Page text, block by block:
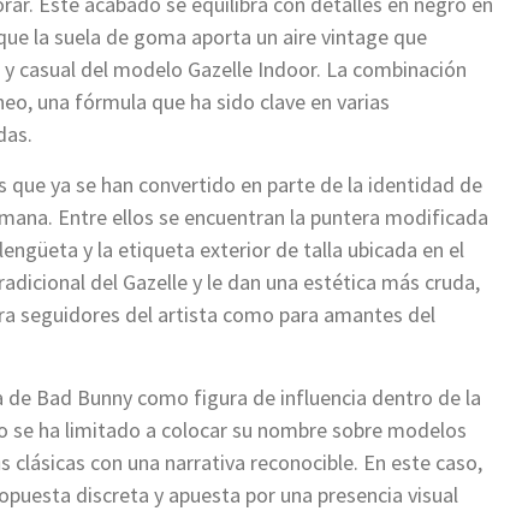
la suela de goma aporta un aire vintage que
del modelo Gazelle Indoor. La combinación
una fórmula que ha sido clave en varias
ya se han convertido en parte de la identidad de
Entre ellos se encuentran la puntera modificada
y la etiqueta exterior de talla ubicada en el
del Gazelle y le dan una estética más cruda,
seguidores del artista como para amantes del
Bad Bunny como figura de influencia dentro de la
se ha limitado a colocar su nombre sobre modelos
con una narrativa reconocible. En este caso,
discreta y apuesta por una presencia visual